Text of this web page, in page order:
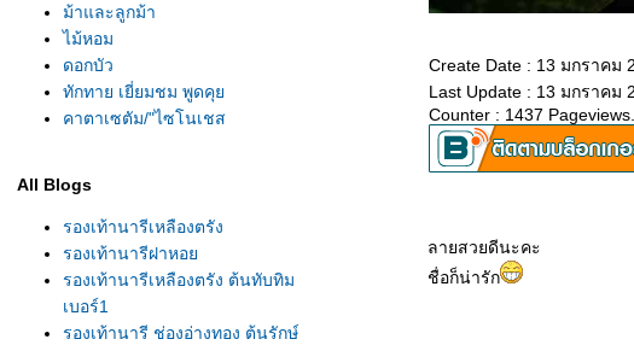
ม้าและลูกม้า
ไม้หอม
ดอกบัว
ทักทาย เยี่ยมชม พูดคุ
คาตาเซตัม/"ไซโนเชส
All Blogs
รองเท้านารีเหลืองตรัง
รองเท้านารีฝาหอ
รองเท้านารีเหลืองตรัง ต้นทับทิม
เบอร์1
รองเท้านารี ช่องอ่างทอง ต้นรักษ์
Create Date : 13 มกราคม
Last Update : 13 มกราคม
Counter : 1437 Pageviews.
ลายสวยดีนะคะ
ชื่อก็น่ารัก